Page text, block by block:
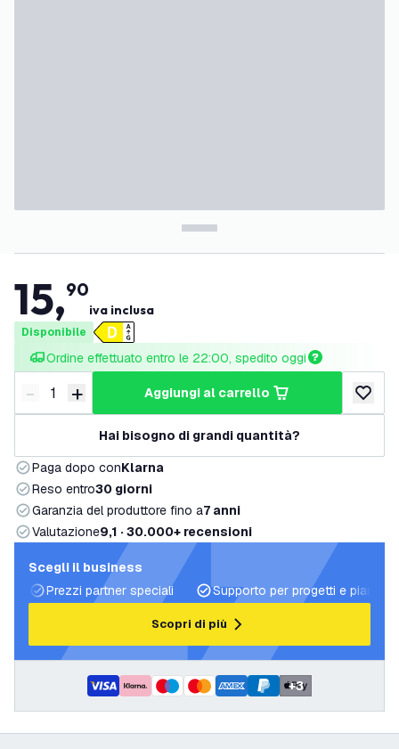
15,90
iva inclusa
Disponibile
Ordine effettuato entro le 22:00, spedito oggi
Riduci quantità
- Aumenta quantità
+ aggiungi al carrello
Hai bisogno di grandi quantità?
Paga dopo conKlarna
Reso entro30 giorni
Garanzia del produttore fino a7 anni
Valutazione9,1 · 30.000+ recensioni
Scegli il business
Prezzi partner speciali
Supporto per progetti e piani di
Scopri di più
+3